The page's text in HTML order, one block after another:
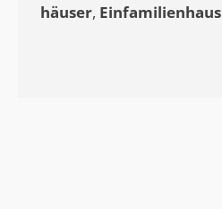
häuser, Einfamilienhaus